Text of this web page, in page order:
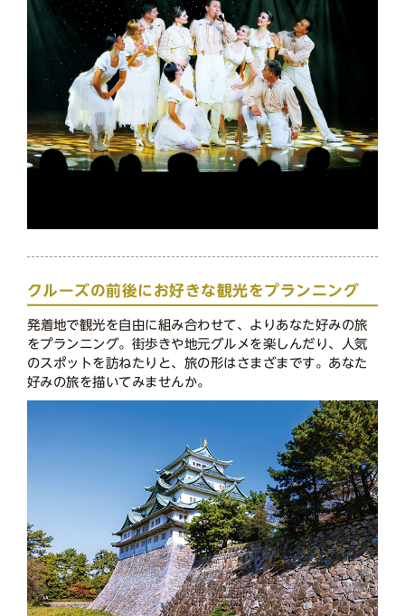
クルーズの前後にお好きな観光をプランニング
発着地で観光を自由に組み合わせて、よりあなた好みの旅
をプランニング。街歩きや地元グルメを楽しんだり、人気
のスポットを訪ねたりと、旅の形はさまざまです。あなた
好みの旅を描いてみませんか。